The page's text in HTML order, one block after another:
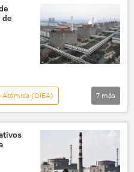
(OIEA)
📰 Ataques ucranianos a la central nuclear de Zaporozhie
7 más